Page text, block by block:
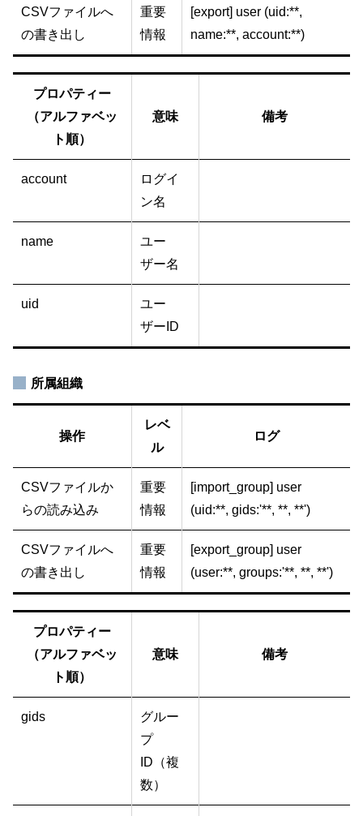
CSVファイルへ
の書き出し
重要
情報
[export] user (uid:**,
name:**, account:**)
プロパティー
（アルファベッ
ト順）
意味 備考
account
ログイ
ン名
name
ユー
ザー名
uid
ユー
ザーID
所属組織
操作
レベ
ル
ログ
CSVファイルか
らの読み込み
重要
情報
[import_group] user
(uid:**, gids:'**, **, **')
CSVファイルへ
の書き出し
重要
情報
[export_group] user
(user:**, groups:'**, **, **')
プロパティー
（アルファベッ
ト順）
意味 備考
gids
グルー
プ
ID（複
数）